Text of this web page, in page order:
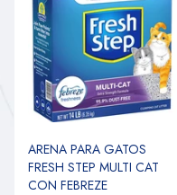
ARENA PARA GATOS
FRESH STEP MULTI CAT
CON FEBREZE